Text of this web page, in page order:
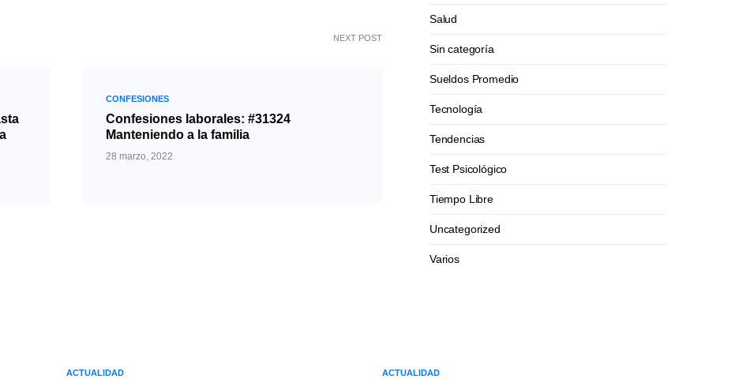
NEXT POST
CONFESIONES
Confesiones laborales: #31324
Manteniendo a la familia
28 marzo, 2022
Salud
Sin categoría
Sueldos Promedio
Tecnología
Tendencias
Test Psicológico
Tiempo Libre
Uncategorized
Varios
ACTUALIDAD ACTUALIDAD